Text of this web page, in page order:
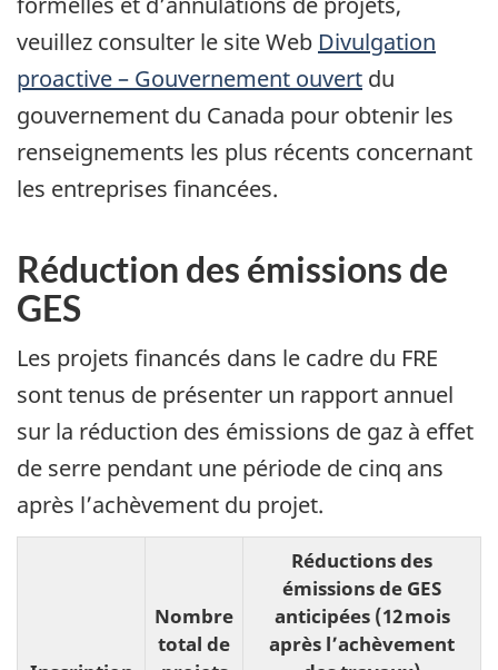
veuillez consulter le site Web Divulgation
proactive – Gouvernement ouvert du
gouvernement du Canada pour obtenir les
renseignements les plus récents concernant
les entreprises financées.
Réduction des émissions de
GES
Les projets financés dans le cadre du FRE
sont tenus de présenter un rapport annuel
sur la réduction des émissions de gaz à effet
de serre pendant une période de cinq ans
après l’achèvement du projet.
Nombre
total de
Réductions des
émissions de GES
anticipées (12 mois
après l’achèvement